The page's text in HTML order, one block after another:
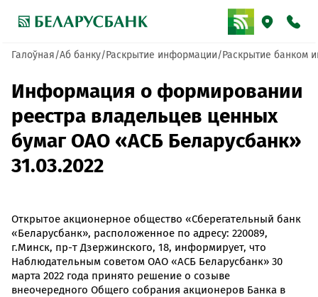
Галоўная Аб банку Раскрытие информации Раскрытие банком
Информация о формировании
реестра владельцев ценных
бумаг ОАО «АСБ Беларусбанк»
31.03.2022
Открытое акционерное общество «Сберегательный банк
«Беларусбанк», расположенное по адресу: 220089,
г.Минск, пр-т Дзержинского, 18, информирует, что
Наблюдательным советом ОАО «АСБ Беларусбанк» 30
марта 2022 года принято решение о созыве
внеочередного Общего собрания акционеров Банка в